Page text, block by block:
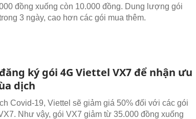
đồng xuống còn 10.000 đồng. Dung lượng gói
3 ngày, cao hơn các gói mua thêm.
ký gói 4G Viettel VX7 để nhận ưu
dịch
Covid-19, Viettel sẽ giảm giá 50% đối với các gói
Như vậy, gói VX7 giảm từ 35.000 đồng xuống